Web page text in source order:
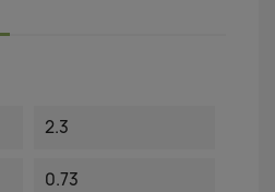
2.3
0.73